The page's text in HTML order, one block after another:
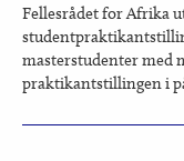
Fellesrådet for Afrika
masterstudenter med
praktikantstillingen i